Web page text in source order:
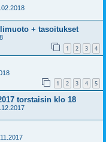
+ tasoitukset
1 2 3 4
1 2 3 4 5
torstaisin klo 18